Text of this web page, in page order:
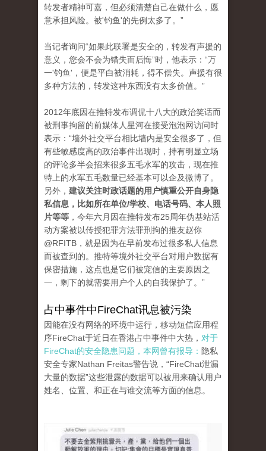
转发者精神可嘉，但必须清楚自己在做什么，愿
意承担风险。被'钓鱼'的先例太多了。”
当记者询问“如果此联署是安全的，转发有声援的
意义，您会不会为错失而后悔”时，他表示：“万
一'钓鱼'，便是平白被消耗，得不偿失。声援有很
多种方法的，转发这种东西没有太多价值。”
2012年底因在推特发布调侃十八大的政治笑话而
被刑事拘留的前媒体人星河在接受泡泡网访问时
表示：“墙外社交平台相比墙内是安全很多了，但
有些敏感度高的政治事件出现时，持有明显立场
的评论多半会招来很多五毛水军的攻击，现在推
特上的水军五毛数量已经基本可以企及微博了。
另外， 建议关注时政话题的用户慎重公开自身隐
私信息，比如所在单位/学校、电话号码、本人照
片等等 ，今年六月因在推特发布25周年伪基站活
动方案被以传授犯罪方法罪刑拘的推友赵你
@RFITB，就是因为在早前发布过很多私人信息
而被查到的。推特等境外社交平台对用户数据有
保密措施，这点也是它们被宠信的主要原因之
一，剩下的就需要用户个人的自我保护了。”
占中事件中FireChat讯息被污染
因能在没有网络的环境中运行，移动短信应用程
序FireChat于近日在香港占中事件中大热， 对于
FireChat的安全隐患问题，本网曾有报导： 隐私
安全专家Nathan Freitas警告说，“FireChat泄漏
大量的数据”这些泄露的数据可以被用来确认用户
姓名、位置、和正在与谁交流等方面的信息。